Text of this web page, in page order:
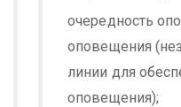
очередность
оповещения
линии для
оповещения);